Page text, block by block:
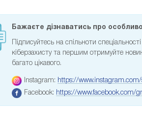
Бажаєте дізнаватись про
Підписуйтесь на спільноти
кіберзахисту та першим отримуйте
багато цікавого.
Instagram: https://
Facebook: https://www.facebook.com/